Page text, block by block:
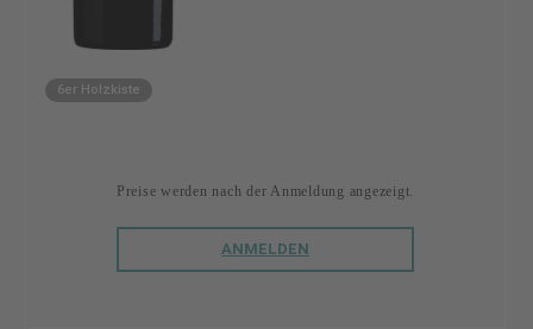
6er Holzkiste
Preise werden nach der Anmeldung angezeigt.
ANMELDEN